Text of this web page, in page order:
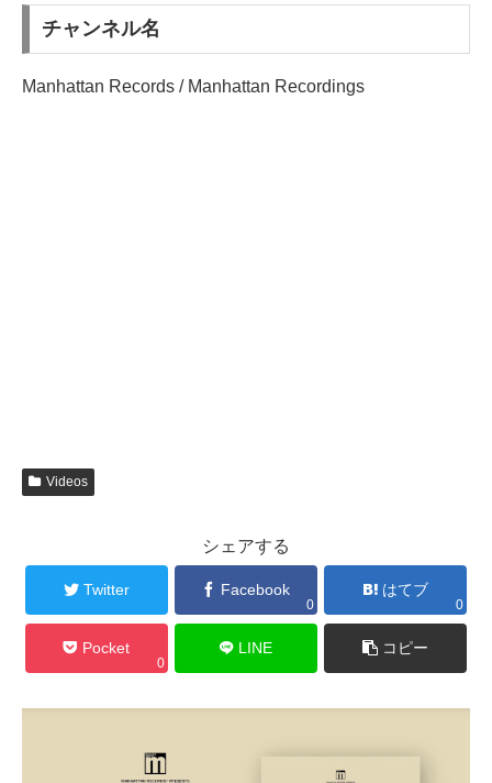
チャンネル名
Manhattan Records / Manhattan Recordings
Videos
シェアする
Twitter Facebook
0
はてブ
0
Pocket
0
LINE コピー